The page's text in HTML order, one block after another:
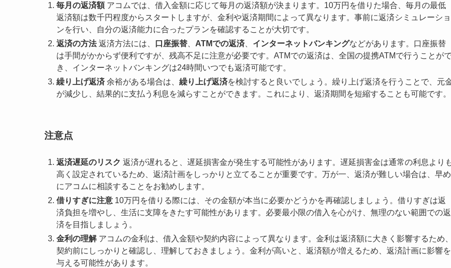
毎月の返済額アコムでは、借入金額に応じて毎月の返済額が決まります。10万円を借りた場合、毎月の最低
返済額は数千円程度からスタートしますが、金利や返済期間によって異なります。事前に返済シミュレーショ
ンを行い、自分の返済能力に合ったプランを確認することが大切です。
返済の方法返済方法には、 口座振替 ATMでの返済 インターネットバンキングなどがあります。口座振替
は手間がかからず便利ですが、残高不足に注意が必要です。ATMでの返済は、全国の提携ATMで行うことが
き、インターネットバンキングは24時間いつでも返済可能です。
繰り上げ返済 余裕がある場合は、 繰り上げ返済を検討すると良いでしょう。繰り上げ返済を行うことで、元
が減少し、結果的に支払う利息を減らすことができます。これにより、返済期間を短縮することも可能です。
注意点
返済遅延のリスク 返済が遅れると、遅延損害金が発生する可能性があります。遅延損害金は通常の利息より
高く設定されているため、返済計画をしっかりと立てることが重要です。万が一、返済が難しい場合は、早め
にアコムに相談することをお勧めします。
借りすぎに注意 10万円を借りる際には、その金額が本当に必要かどうかを再確認しましょう。借りすぎは返
済負担を増やし、生活に支障をきたす可能性があります。必要最小限の借入を心がけ、無理のない範囲での返
済を目指しましょう。
金利の理解アコムの金利は、借入金額や契約内容によって異なります。金利は返済額に大きく影響するため
契約前にしっかりと確認し、理解しておきましょう。金利が高いと、返済額が増えるため、返済計画に影響を
与える可能性があります。